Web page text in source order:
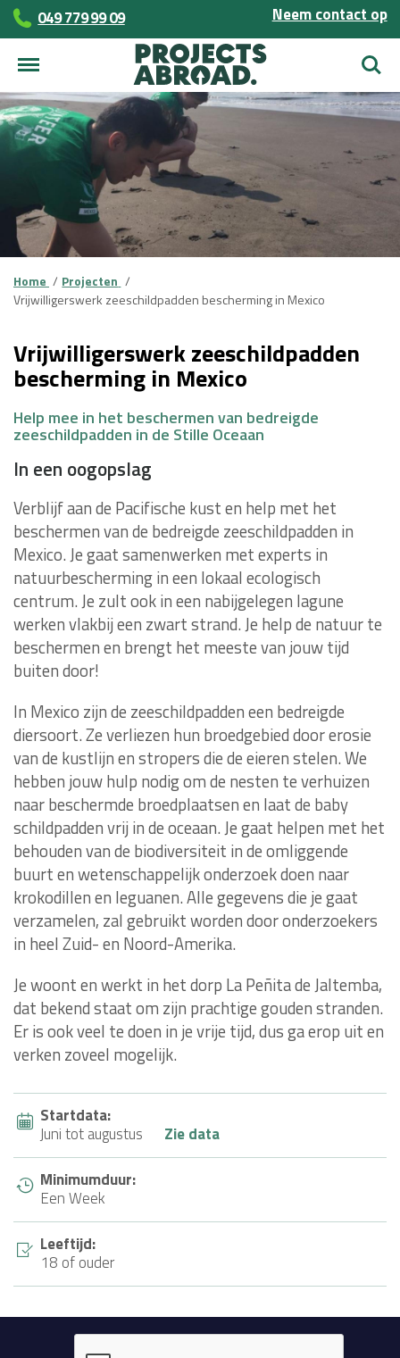
049 779 99 09 Neem contact op
Zoek
Home
Projecten
Vrijwilligerswerk zeeschildpadden bescherming in Mexico
Vrijwilligerswerk zeeschildpadden
bescherming in Mexico
Help mee in het beschermen van bedreigde
zeeschildpadden in de Stille Oceaan
In een oogopslag
Verblijf aan de Pacifische kust en help met het
beschermen van de bedreigde zeeschildpadden in
Mexico. Je gaat samenwerken met experts in
natuurbescherming in een lokaal ecologisch
centrum. Je zult ook in een nabijgelegen lagune
werken vlakbij een zwart strand. Je help de natuur te
beschermen en brengt het meeste van jouw tijd
buiten door!
In Mexico zijn de zeeschildpadden een bedreigde
diersoort. Ze verliezen hun broedgebied door erosie
van de kustlijn en stropers die de eieren stelen. We
hebben jouw hulp nodig om de nesten te verhuizen
naar beschermde broedplaatsen en laat de baby
schildpadden vrij in de oceaan. Je gaat helpen met het
behouden van de biodiversiteit in de omliggende
buurt en wetenschappelijk onderzoek doen naar
krokodillen en leguanen. Alle gegevens die je gaat
verzamelen, zal gebruikt worden door onderzoekers
in heel Zuid- en Noord-Amerika.
Je woont en werkt in het dorp La Peñita de Jaltemba,
dat bekend staat om zijn prachtige gouden stranden.
Er is ook veel te doen in je vrije tijd, dus ga erop uit en
verken zoveel mogelijk.
Startdata:
Juni tot augustus
Zie data
Minimumduur:
Een Week
Leeftijd:
18 of ouder